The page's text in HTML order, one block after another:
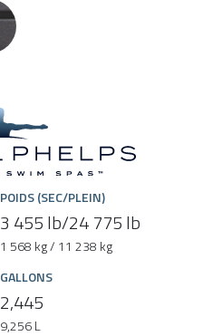
POIDS (SEC/PLEIN)
3 455 lb/24 775 lb
1 568 kg / 11 238 kg
GALLONS
2,445
9,256 L